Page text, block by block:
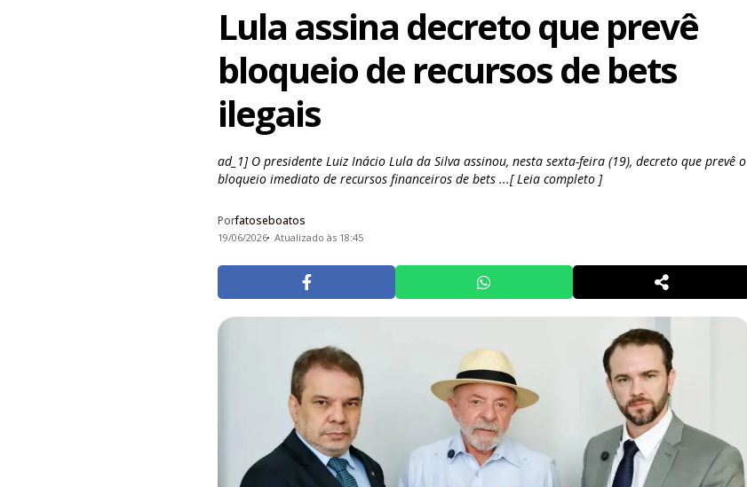
Lula assina decreto que prevê
bloqueio de recursos de bets
ilegais
ad_1] O presidente Luiz Inácio Lula da Silva assinou, nesta sexta-feira (19), decreto que prevê o
bloqueio imediato de recursos financeiros de bets ...[ Leia completo ]
Porfatoseboatos
19/06/2026 Atualizado às 18:45